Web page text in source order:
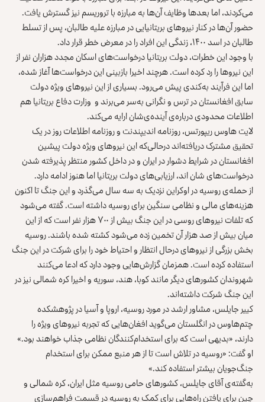
می‌کردند، اما بعدها وظایف آن‌ها به مبارزه با تروریسم نیز گسترش یافت.
حضور آن‌ها در کنار نیروهای بریتانیایی در مبارزه علیه طالبان، پس از تسلط
طالبان در اسد ۱۴۰۰، زندگی‌ این افراد را در معرض خطر قرار داد.
با وجود این خطرات، دولت بریتانیا درخواست‌های اسکان مجدد هزاران نفر از
این نیروها را رد کرده است. هرچند اخیرا بازبینی این درخواست‌ها آغاز شده،
اما این فرآیند به‌کندی پیش می‌رود. بسیاری از این نیروهای ویژه دولت
سابق افغانستان در ترس و نگرانی به‌سر می‌برند و وزارت دفاع بریتانیا هم
اطلاعات محدودی درباره‌ی آینده‌ی‌شان ارایه می‌کند.
لایت هاوس ریپورتس، روزنامه اندیپندنت و روزنامه اطلاعات روز در یک
تحقیق مشترک دریافته‌اند درحالی‌که این نیروهای ویژه دولت پیشین
افغانستان در شرایط دشوار در ایران و در داخل کشور منتظر پذیرفته شدن
درخواست‌های شان اند، ارزیابی‌های دولت بریتانیا اما هنوز ادامه دارد.
از حمله‌ی روسیه در اوکراین نزدیک به سه سال می‌گذرد و این جنگ تا اکنون
هزینه‌های مالی و نظامی سنگین برای روسیه داشته است. گفته می‌شود
که تلفات نیروهای روسی در این جنگ بیش از ۷۰۰ هزار نفر است که از این
میان بیش از صد هزار آن تخمین زده می‌شود کشته شده باشند. روسیه
بخش بزرگی از نیروهای درحال انتظار و احتیاط خود را برای شرکت در این جنگ
استفاده کرده است. همزمان گزارش‌هایی وجود دارد که ادعا می‌کنند
شهروندان کشورهای دیگر مانند کوبا، هند، سوریه و اخیرا کره شمالی نیز در
این جنگ شرکت داشته‌اند.
کییر جایلس، مشاور ارشد در مورد روسیه، اروپا و آسیا در پژوهشکده
چتم‌هاوس در انگلستان می‌گوید افغان‌هایی که تجربه نیروهای ویژه را
دارند، «بدیهی است که برای استخدام‌کنندگان نظامی جذاب خواهند بود.»
او گفت: «روسیه در تلاش است تا از هر منبع ممکن برای استخدام
جنگ‌جویان بیشتر استفاده کند.»
به‌گفته‌ی آقای جایلس، کشورهای حامی روسیه مثل ایران، کره شمالی و
چین برای یافتن راه‌هایی برای کمک به روسیه در قسمت فراهم‌سازی